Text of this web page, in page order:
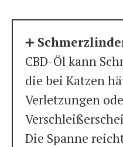
➕
CBD-Öl kann
die bei Katzen
Verletzungen
Die Spanne